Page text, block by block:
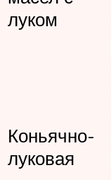
луком
Коньячно-
луковая